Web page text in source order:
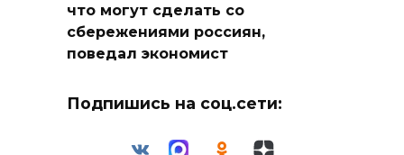
что могут сделать со
сбережениями россиян,
поведал экономист
Подпишись на соц.сети: